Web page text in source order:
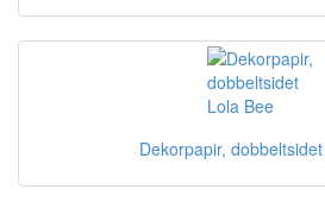
Dekorpapir,